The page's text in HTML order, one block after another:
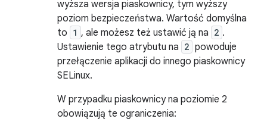
wyższa wersja piaskownicy, tym wyższy
poziom bezpieczeństwa. Wartość domyślna
to 1 , ale możesz też ustawić ją na 2 .
Ustawienie tego atrybutu na 2 powoduje
przełączenie aplikacji do innego piaskownicy
SELinux.
W przypadku piaskownicy na poziomie 2
obowiązują te ograniczenia: